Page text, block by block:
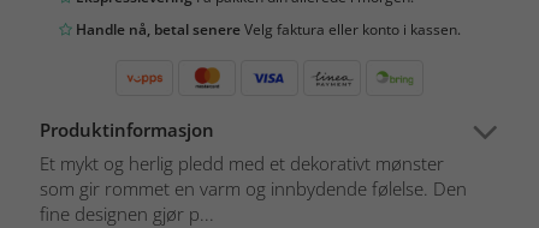
Handle nå, betal senereVelg faktura eller konto i kassen.
Produktinformasjon
Et mykt og herlig pledd med et dekorativt mønster
som gir rommet en varm og innbydende følelse. Den
fine designen gjør p...